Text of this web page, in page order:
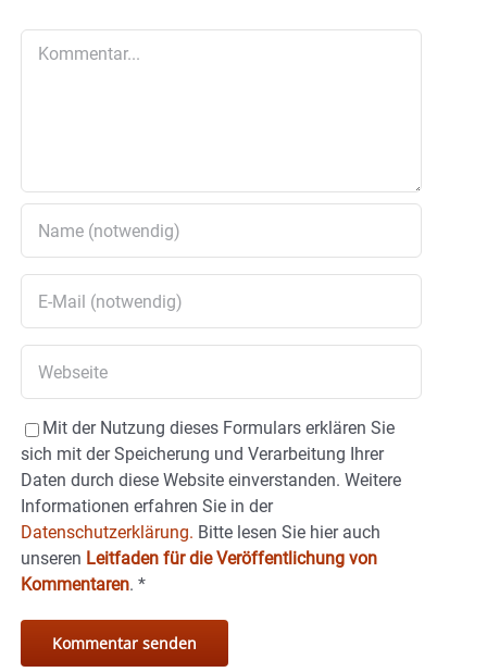
Mit der Nutzung dieses Formulars erklären Sie
sich mit der Speicherung und Verarbeitung Ihrer
Daten durch diese Website einverstanden. Weitere
Informationen erfahren Sie in der
Datenschutzerklärung. Bitte lesen Sie hier auch
unseren Leitfaden für die Veröffentlichung von
Kommentaren. *